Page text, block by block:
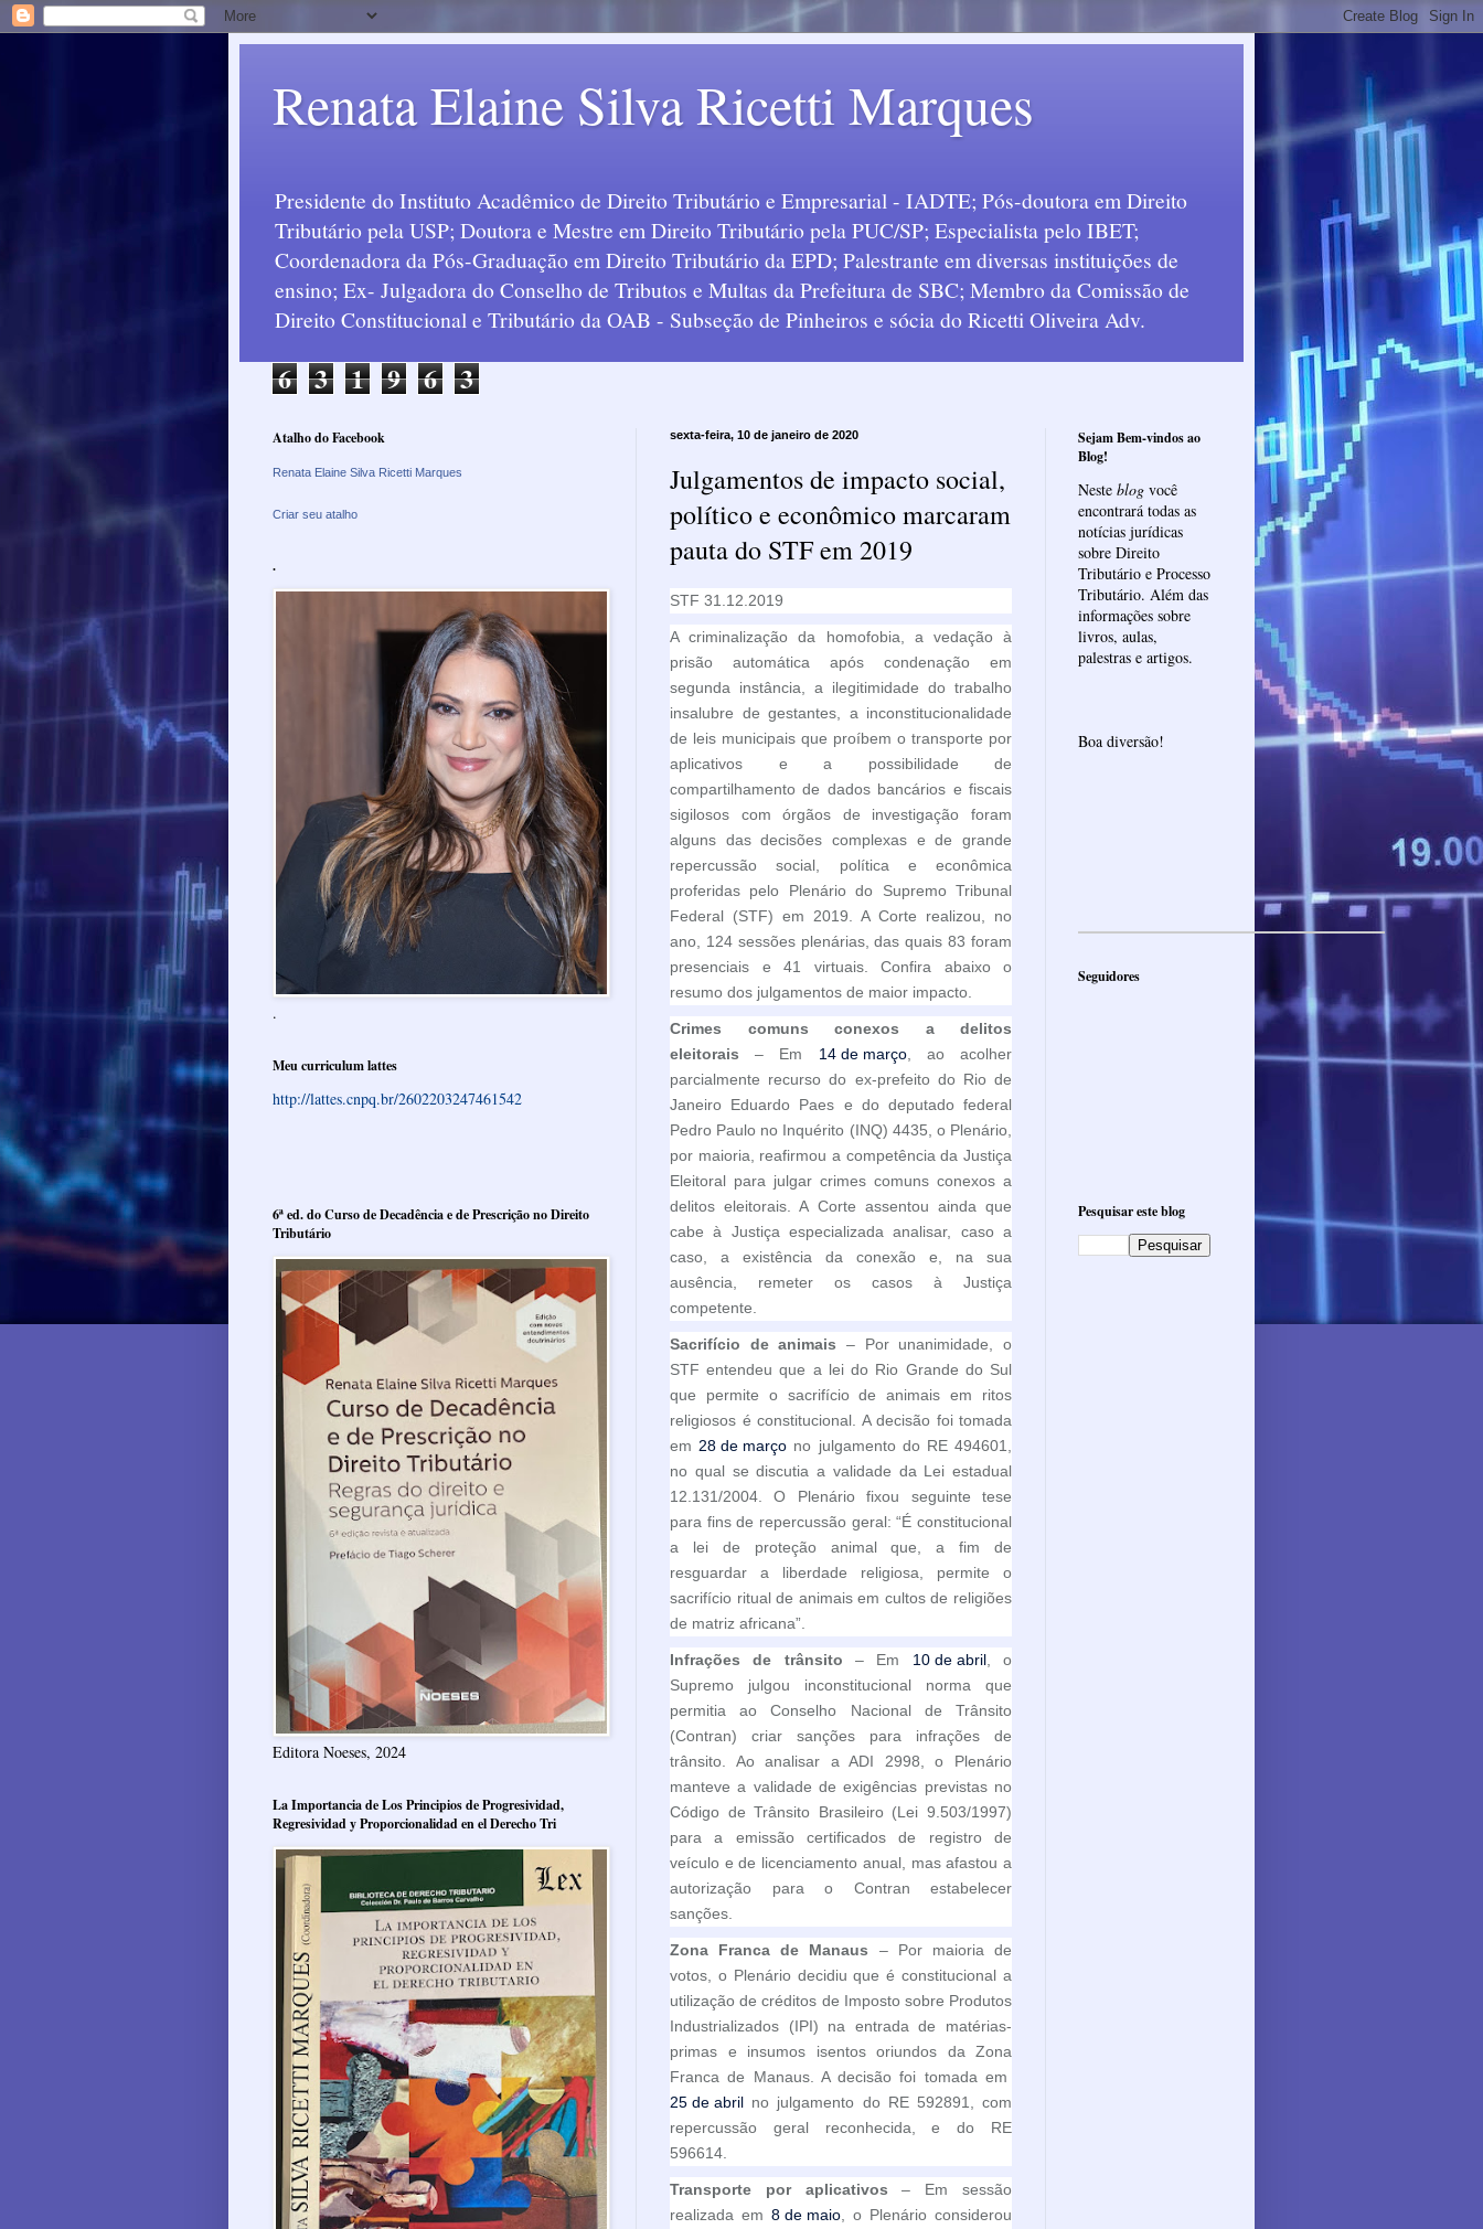
Renata Elaine Silva Ricetti Marques
Presidente do Instituto Acadêmico de Direito Tributário e Empresarial - IADTE; Pós-doutora em Direito
Tributário pela USP; Doutora e Mestre em Direito Tributário pela PUC/SP; Especialista pelo IBET;
Coordenadora da Pós-Graduação em Direito Tributário da EPD; Palestrante em diversas instituições de
ensino; Ex- Julgadora do Conselho de Tributos e Multas da Prefeitura de SBC; Membro da Comissão de
Direito Constitucional e Tributário da OAB - Subseção de Pinheiros e sócia do Ricetti Oliveira Adv.
6 3 1 9 6 3
sexta-feira, 10 de janeiro de 2020
Julgamentos de impacto social,
político e econômico marcaram
pauta do STF em 2019
STF 31.12.2019
A criminalização da homofobia, a vedação à
prisão automática após condenação em
segunda instância, a ilegitimidade do trabalho
insalubre de gestantes, a inconstitucionalidade
de leis municipais que proíbem o transporte por
aplicativos e a possibilidade de
compartilhamento de dados bancários e fiscais
sigilosos com órgãos de investigação foram
alguns das decisões complexas e de grande
repercussão social, política e econômica
proferidas pelo Plenário do Supremo Tribunal
Federal (STF) em 2019. A Corte realizou, no
ano, 124 sessões plenárias, das quais 83 foram
presenciais e 41 virtuais. Confira abaixo o
resumo dos julgamentos de maior impacto.
Crimes comuns conexos a delitos
eleitorais – Em 14 de março, ao acolher
parcialmente recurso do ex-prefeito do Rio de
Janeiro Eduardo Paes e do deputado federal
Pedro Paulo no Inquérito (INQ) 4435, o Plenário,
por maioria, reafirmou a competência da Justiça
Eleitoral para julgar crimes comuns conexos a
delitos eleitorais. A Corte assentou ainda que
cabe à Justiça especializada analisar, caso a
caso, a existência da conexão e, na sua
ausência, remeter os casos à Justiça
competente.
Sacrifício de animais – Por unanimidade, o
STF entendeu que a lei do Rio Grande do Sul
que permite o sacrifício de animais em ritos
religiosos é constitucional. A decisão foi tomada
em 28 de março no julgamento do RE 494601,
no qual se discutia a validade da Lei estadual
12.131/2004. O Plenário fixou seguinte tese
para fins de repercussão geral: “É constitucional
a lei de proteção animal que, a fim de
resguardar a liberdade religiosa, permite o
sacrifício ritual de animais em cultos de religiões
de matriz africana”.
Infrações de trânsito – Em 10 de abril, o
Supremo julgou inconstitucional norma que
permitia ao Conselho Nacional de Trânsito
(Contran) criar sanções para infrações de
trânsito. Ao analisar a ADI 2998, o Plenário
manteve a validade de exigências previstas no
Código de Trânsito Brasileiro (Lei 9.503/1997)
para a emissão certificados de registro de
veículo e de licenciamento anual, mas afastou a
autorização para o Contran estabelecer
sanções.
Zona Franca de Manaus – Por maioria de
votos, o Plenário decidiu que é constitucional a
utilização de créditos de Imposto sobre Produtos
Industrializados (IPI) na entrada de matérias-
primas e insumos isentos oriundos da Zona
Franca de Manaus. A decisão foi tomada em
25 de abril no julgamento do RE 592891, com
repercussão geral reconhecida, e do RE
596614.
Transporte por aplicativos – Em sessão
realizada em 8 de maio , o Plenário considerou
Atalho do Facebook
Renata Elaine Silva Ricetti Marques
Criar seu atalho
.
.
Meu curriculum lattes
http://lattes.cnpq.br/2602203247461542
6ª ed. do Curso de Decadência e de Prescrição no Direito
Tributário
Editora Noeses, 2024
La Importancia de Los Principios de Progresividad,
Regresividad y Proporcionalidad en el Derecho Tri
Sejam Bem-vindos ao
Blog!
Neste blog você
encontrará todas as
notícias jurídicas
sobre Direito
Tributário e Processo
Tributário. Além das
informações sobre
livros, aulas,
palestras e artigos.
Boa diversão!
Seguidores
Pesquisar este blog